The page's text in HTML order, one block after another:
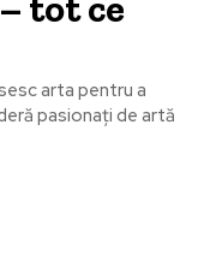
arta pentru a
pasionați de artă